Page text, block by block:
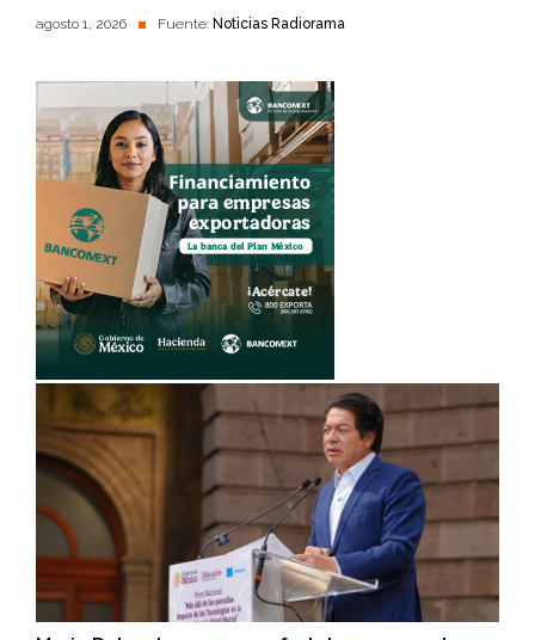
agosto 1, 2026 Fuente: Noticias Radiorama